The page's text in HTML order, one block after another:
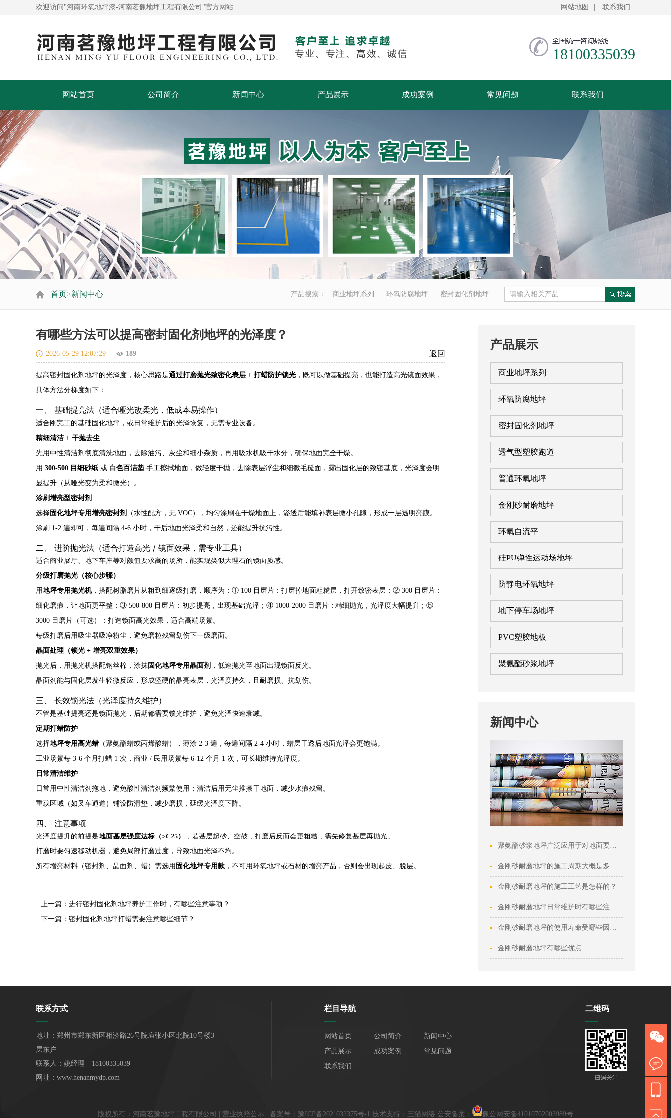
欢迎访问"河南环氧地坪漆-河南茗豫地坪工程有限公司"官方网站 网站地图 联系我们
18100335039
网站首页 公司简介 新闻中心 产品展示 成功案例 常见问题 联系我们
首页>新闻中心 产品搜索： 商业地坪系列 环氧防腐地坪 密封固化剂地坪
有哪些方法可以提高密封固化剂地坪的光泽度？
2026-05-29 12:07:29 189 返回
提高密封固化剂地坪的光泽度，核心思路是通过打磨抛光致密化表层 + 打蜡防护锁光 ，既可以做基础提亮，也能打造高光镜面效果，
具体方法分梯度如下：
一、 基础提亮法（适合哑光改柔光，低成本易操作）
适合刚完工的基础固化地坪，或日常维护后的光泽恢复，无需专业设备。
精细清洁 + 干抛去尘
先用中性清洁剂彻底清洗地面，去除油污、灰尘和细小杂质，再用吸水机吸干水分，确保地面完全干燥。
用 300-500 目细砂纸 或 白色百洁垫 手工擦拭地面，做轻度干抛，去除表层浮尘和细微毛糙面，露出固化层的致密基底，光泽度会明
显提升（从哑光变为柔和微光）。
涂刷增亮型密封剂
选择固化地坪专用增亮密封剂
（水性配方，无 VOC），均匀涂刷在干燥地面上，渗透后能填补表层微小孔隙，形成一层透明亮膜。
涂刷 1-2 遍即可，每遍间隔 4-6 小时，干后地面光泽柔和自然，还能提升抗污性。
二、 进阶抛光法（适合打造高光 / 镜面效果，需专业工具）
适合商业展厅、地下车库等对颜值要求高的场所，能实现类似大理石的镜面质感。
分级打磨抛光（核心步骤）
用地坪专用抛光机，搭配树脂磨片从粗到细逐级打磨，顺序为：① 100 目磨片：打磨掉地面粗糙层，打开致密表层；② 300 目磨片：
细化磨痕，让地面更平整；③ 500-800 目磨片：初步提亮，出现基础光泽；④ 1000-2000 目磨片：精细抛光，光泽度大幅提升；⑤
3000 目磨片（可选）：打造镜面高光效果，适合高端场景。
每级打磨后用吸尘器吸净粉尘，避免磨粒残留划伤下一级磨面。
晶面处理（锁光 + 增亮双重效果）
抛光后，用抛光机搭配钢丝棉，涂抹固化地坪专用晶面剂 ，低速抛光至地面出现镜面反光。
晶面剂能与固化层发生轻微反应，形成坚硬的晶亮表层，光泽度持久，且耐磨损、抗划伤。
三、 长效锁光法（光泽度持久维护）
不管是基础提亮还是镜面抛光，后期都需要锁光维护，避免光泽快速衰减。
定期打蜡防护
选择地坪专用高光蜡（聚氨酯蜡或丙烯酸蜡），薄涂 2-3 遍，每遍间隔 2-4 小时，蜡层干透后地面光泽会更饱满。
工业场景每 3-6 个月打蜡 1 次，商业 / 民用场景每 6-12 个月 1 次，可长期维持光泽度。
日常清洁维护
日常用中性清洁剂拖地，避免酸性清洁剂频繁使用；清洁后用无尘推擦干地面，减少水痕残留。
重载区域（如叉车通道）铺设防滑垫，减少磨损，延缓光泽度下降。
四、 注意事项
光泽度提升的前提是地面基层强度达标（≥C25）
，若基层起砂、空鼓，打磨后反而会更粗糙，需先修复基层再抛光。
打磨时要匀速移动机器，避免局部打磨过度，导致地面光泽不均。
所有增亮材料（密封剂、晶面剂、蜡）需选用 固化地坪专用款 ，不可用环氧地坪或石材的增亮产品，否则会出现起皮、脱层。
上一篇： 进行密封固化剂地坪养护工作时，有哪些注意事项？
下一篇： 密封固化剂地坪打蜡需要注意哪些细节？
产品展示
商业地坪系列
环氧防腐地坪
密封固化剂地坪
透气型塑胶跑道
普通环氧地坪
金刚砂耐磨地坪
环氧自流平
硅PU弹性运动场地坪
防静电环氧地坪
地下停车场地坪
PVC塑胶地板
聚氨酯砂浆地坪
新闻中心
聚氨酯砂浆地坪广泛应用于对地面要求较高的···
金刚砂耐磨地坪的施工周期大概是多久？
金刚砂耐磨地坪的施工工艺是怎样的？
金刚砂耐磨地坪日常维护时有哪些注意事项？
金刚砂耐磨地坪的使用寿命受哪些因素影响？
金刚砂耐磨地坪有哪些优点
联系方式
地址：郑州市郑东新区相济路26号院庙张小区北院10号楼3
层东户
联系人：姚经理 18100335039
网址：www.henanmydp.com
栏目导航
网站首页 公司简介
新闻中心
产品展示
成功案例
常见问题
联系我们
二维码
版权所有：河南茗豫地坪工程有限公司 | 营业执照公示 | 备案号： 豫ICP备2021032375号-1 技术支持： 三猫网络 公安备案： 豫公网安备41010702003989号